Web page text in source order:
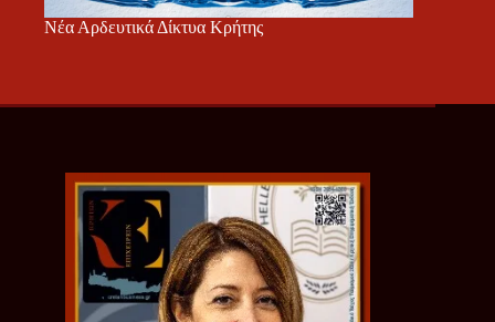
Νέα Αρδευτικά Δίκτυα Κρήτης